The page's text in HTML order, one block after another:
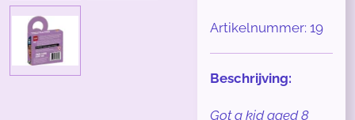
Artikelnummer: 19
Beschrijving:
Got a kid aged 8